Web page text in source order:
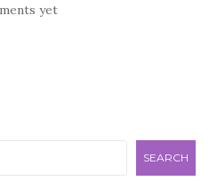
yet
SEARCH